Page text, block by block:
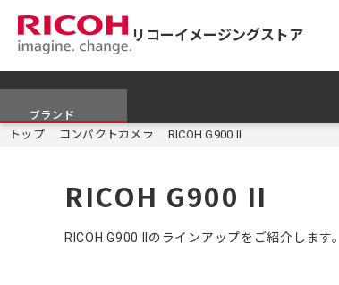
リコーイメージングストア
ブランド
トップ コンパクトカメラ RICOH G900 II
RICOH G900 II
RICOH G900 IIのラインアップをご紹介します。